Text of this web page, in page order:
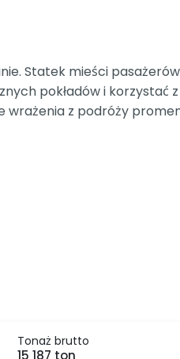
Statek mieści
pokładów i korzystać
z podróży
Tonaż brutto
15 187 ton